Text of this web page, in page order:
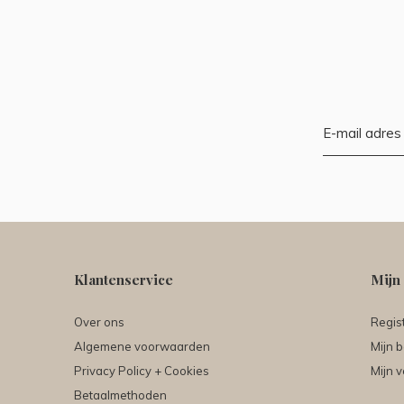
Klantenservice
Over ons
Algemene voorwaarden
Privacy Policy + Cookies
Betaalmethoden
Mijn
Mijn
Mijn